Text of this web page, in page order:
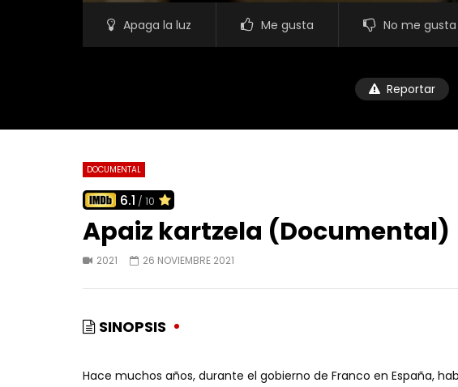
Apaga la luz Me gusta No me gusta
Reportar
DOCUMENTAL
6.1 / 10
Apaiz kartzela (Documental)
2021 26 NOVIEMBRE 2021
SINOPSIS
Hace muchos años, durante el gobierno de Franco en España,